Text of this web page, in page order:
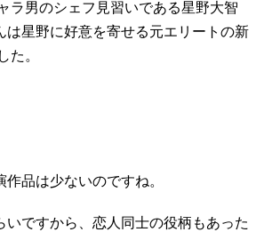
ラ男のシェフ見習いである星野大智
は星野に好意を寄せる元エリートの新
た。
品は少ないのですね。
いですから、恋人同士の役柄もあった